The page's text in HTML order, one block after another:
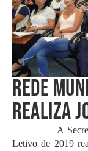
REDE
REALIZA
A
Letivo de 2019